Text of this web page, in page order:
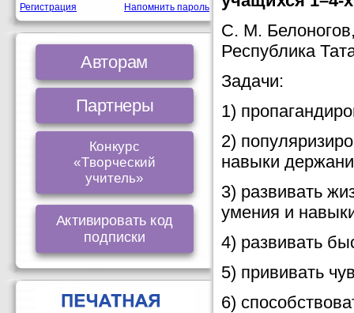
С. М.
Республика
Задачи:
1)
2)
навыки
3) развивать
умения и
4) развивать
5) прививать
6)
Регистрация
Напомнить пароль
Авторам
Партнеры
Конкурс
«Творческий
учитель»
Активировать код
подписки